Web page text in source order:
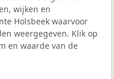
wijken en
Holsbeek waarvoor
weergegeven. Klik op
en waarde van de